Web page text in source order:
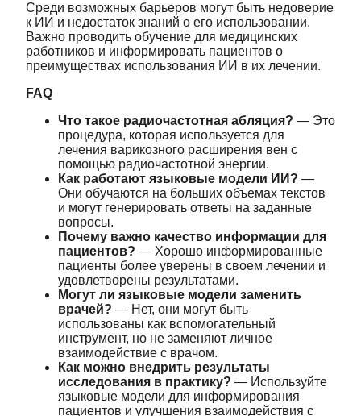
Среди возможных барьеров могут быть недоверие
к ИИ и недостаток знаний о его использовании.
Важно проводить обучение для медицинских
работников и информировать пациентов о
преимуществах использования ИИ в их лечении.
FAQ
Что такое радиочастотная абляция? — Это
процедура, которая используется для
лечения варикозного расширения вен с
помощью радиочастотной энергии.
Как работают языковые модели ИИ? —
Они обучаются на больших объемах текстов
и могут генерировать ответы на заданные
вопросы.
Почему важно качество информации для
пациентов? — Хорошо информированные
пациенты более уверены в своем лечении и
удовлетворены результатами.
Могут ли языковые модели заменить
врачей? — Нет, они могут быть
использованы как вспомогательный
инструмент, но не заменяют личное
взаимодействие с врачом.
Как можно внедрить результаты
исследования в практику? — Используйте
языковые модели для информирования
пациентов и улучшения взаимодействия с